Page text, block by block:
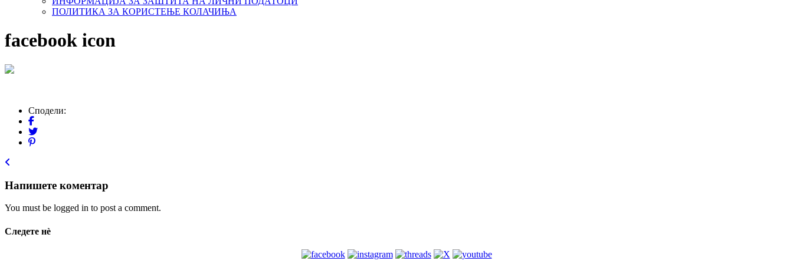
ПОЛИТИКА ЗА КОРИСТЕЊЕ КОЛАЧИЊА
facebook icon
Сподели:
Напишете коментар
You must be logged in to post a comment.
Следете нѐ